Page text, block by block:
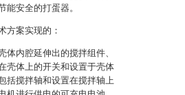
能安全的打蛋器。
方案实现的：
体内腔延伸出的搅拌组件、
壳体上的开关和设置于壳体
括搅拌轴和设置在搅拌轴上